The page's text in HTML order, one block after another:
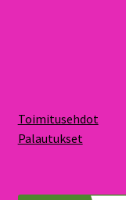
Toimitusehdot
Palautukset